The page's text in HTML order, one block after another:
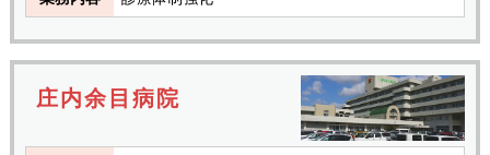
庄内余目病院